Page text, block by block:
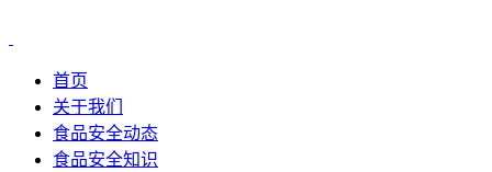
首页
关于我们
食品安全动态
食品安全知识